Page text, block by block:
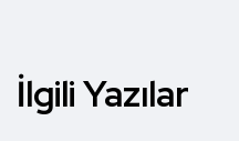
İlgili Yazılar